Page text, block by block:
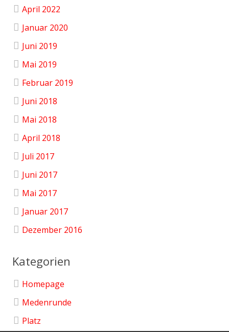
April 2022
Januar 2020
Juni 2019
Mai 2019
Februar 2019
Juni 2018
Mai 2018
April 2018
Juli 2017
Juni 2017
Mai 2017
Januar 2017
Dezember 2016
Kategorien
Homepage
Medenrunde
Platz